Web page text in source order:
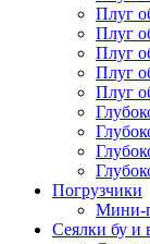
Плуг
Плуг
Плуг
Плуг
Плуг
Погрузчики
Мини-
Сеялки бу и